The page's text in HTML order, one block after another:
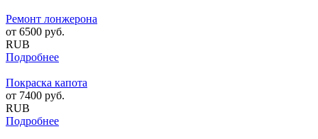
Ремонт лонжерона
от 6500 руб.
RUB
Подробнее
Покраска капота
от 7400 руб.
RUB
Подробнее